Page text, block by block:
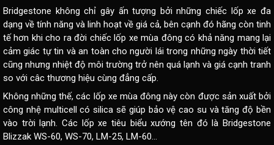
Bridgestone không chỉ gây ấn tượng bởi những chiếc lốp xe đa
dạng về tính năng và linh hoạt về giá cả, bên cạnh đó hãng còn tinh
tế hơn khi cho ra đời chiếc lốp xe mùa đông có khả năng mang lại
cảm giác tự tin và an toàn cho người lái trong những ngày thời tiết
cũng nhưng nhiệt độ môi trường trở nên quá lạnh và giá cạnh tranh
so với câc thương hiệu cùng đẳng cấp.
Không những thế, các lốp xe mùa đông này còn được sản xuất bởi
công nhệ multicell có silica sẽ giúp bảo vệ cao su và tăng độ bền
vào trời lạnh. Các lốp xe tiêu biểu xướng tên đó là Bridgestone
Blizzak WS-60, WS-70, LM-25, LM-60…